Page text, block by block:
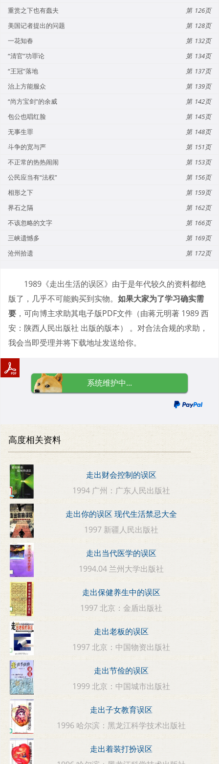
重赏之下也有蠢夫
126
美国记者提出的问题
128
一花知春
132
“清官”功罪论
134
“王冠”落地
137
治上方能服众
139
“尚方宝剑”的余威
142
包公也唱红脸
145
无事生罪
148
斗争的宽与严
151
不正常的热热闹闹
153
公民应当有“法权”
156
相形之下
159
界石之隔
162
不该忽略的文字
166
三峡遗憾多
169
沧州拾遗
172
1989《走出生活的误区》由于是年代较久的资料都绝
版了，几乎不可能购买到实物。 如果大家为了学习确实需
要 ，可向博主求助其电子版PDF文件（由蒋元明著 1989 西
安：陕西人民出版社 出版的版本） 。对合法合规的求助，
我会当即受理并将下载地址发送给你。
系统维护中...
高度相关资料
走出财会控制的误区
1994 广州：广东人民出版社
走出你的误区 现代生活禁忌大全
1997 新疆人民出版社
走出当代医学的误区
1994.04 兰州大学出版社
走出保健养生中的误区
1997 北京：金盾出版社
走出老板的误区
1997 北京：中国物资出版社
走出节俭的误区
1999 北京：中国城市出版社
走出子女教育误区
1996 哈尔滨：黑龙江科学技术出版社
走出着装打扮误区